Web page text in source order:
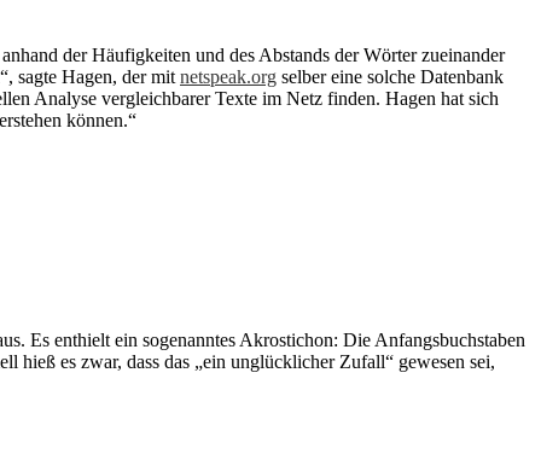
der Häufigkeiten und des Abstands der Wörter zueinander
sagte Hagen, der mit netspeak.org selber eine solche Datenbank
Analyse vergleichbarer Texte im Netz finden. Hagen hat sich
können.“
Es enthielt ein sogenanntes Akrostichon: Die Anfangsbuchstaben
es zwar, dass das „ein unglücklicher Zufall“ gewesen sei,